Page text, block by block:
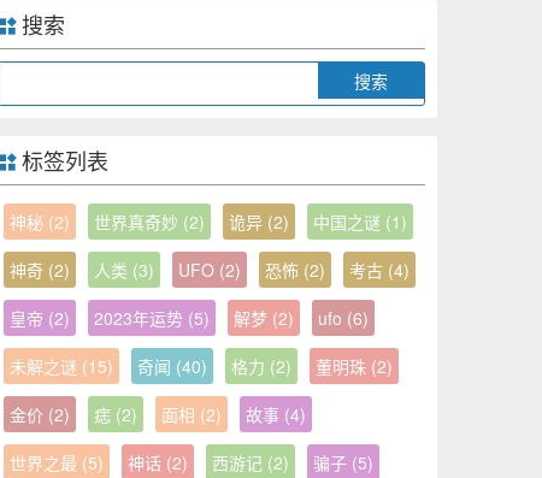
搜索
标签列表
神秘 (2) 世界真奇妙 (2) 诡异 (2) 中国之谜 (1)
神奇 (2) 人类 (3) UFO (2) 恐怖 (2) 考古 (4)
皇帝 (2) 2023年运势 (5) 解梦 (2) ufo (6)
未解之谜 (15) 奇闻 (40) 格力 (2) 董明珠 (2)
金价 (2) 痣 (2) 面相 (2) 故事 (4)
世界之最 (5) 神话 (2) 西游记 (2) 骗子 (5)